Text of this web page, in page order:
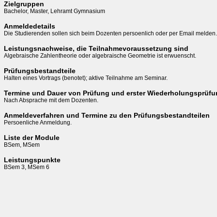
Zielgruppen
Bachelor, Master, Lehramt Gymnasium
Anmeldedetails
Die Studierenden sollen sich beim Dozenten persoenlich oder per Email melden.
Leistungsnachweise, die Teilnahmevoraussetzung sind
Algebraische Zahlentheorie oder algebraische Geometrie ist erwuenscht.
Prüfungsbestandteile
Halten eines Vortrags (benotet); aktive Teilnahme am Seminar.
Termine und Dauer von Prüfung und erster
Nach Absprache mit dem Dozenten.
Anmeldeverfahren und Termine zu den Prüfungsbestandteilen
Persoenliche Anmeldung.
Liste der Module
BSem, MSem
Leistungspunkte
BSem 3, MSem 6